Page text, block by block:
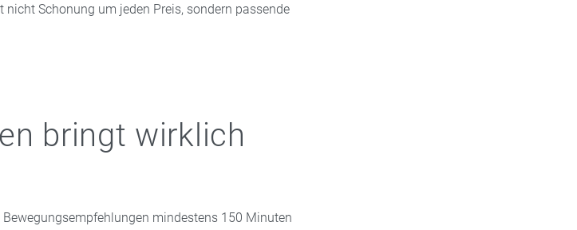
nicht Schonung um jeden Preis, sondern passende
bringt wirklich
mindestens 150 Minuten